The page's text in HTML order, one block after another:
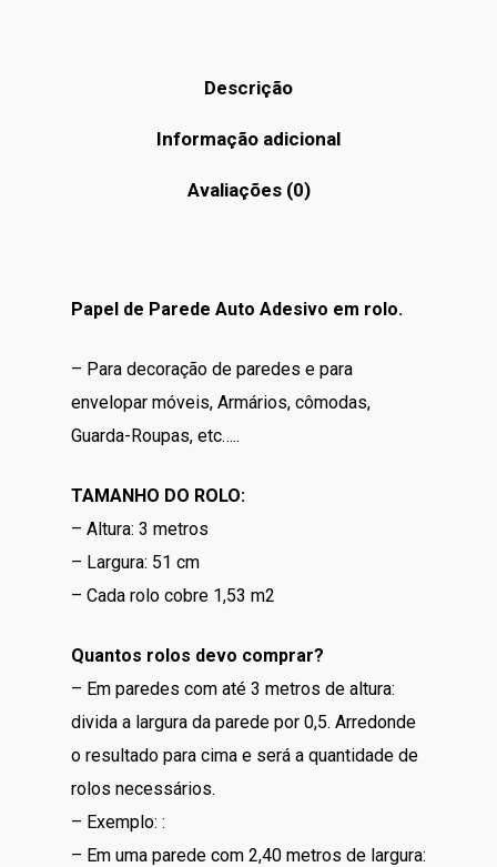
Descrição
Informação adicional
Avaliações (0)
Papel de Parede Auto Adesivo em rolo.
– Para decoração de paredes e para
envelopar móveis, Armários, cômodas,
Guarda-Roupas, etc…..
TAMANHO DO ROLO:
– Altura: 3 metros
– Largura: 51 cm
– Cada rolo cobre 1,53 m2
Quantos rolos devo comprar?
– Em paredes com até 3 metros de altura:
divida a largura da parede por 0,5. Arredonde
o resultado para cima e será a quantidade de
rolos necessários.
– Exemplo: :
– Em uma parede com 2,40 metros de largura: